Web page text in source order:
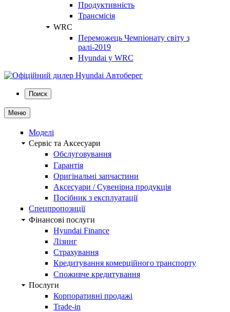
Продуктивність
Трансмісія
WRC
Переможець Чемпіонату світу з
ралі-2019
Hyundai у WRC
Поиск
Меню
Моделі
Сервіс та Аксесуари
Обслуговування
Гарантія
Оригінальні запчастини
Аксесуари / Сувенірна продукція
Посібник з експлуатації
Спецпропозиції
Фінансові послуги
Hyundai Finance
Лізинг
Страхування
Кредитування комерційного транспорту
Споживче кредитування
Послуги
Корпоративні продажі
Trade-in